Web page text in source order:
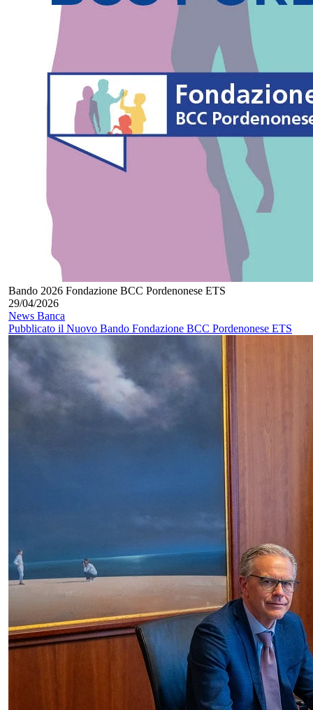
Bando 2026 Fondazione BCC Pordenonese ETS
29/04/2026
News Banca
Pubblicato il Nuovo Bando Fondazione BCC Pordenonese ETS